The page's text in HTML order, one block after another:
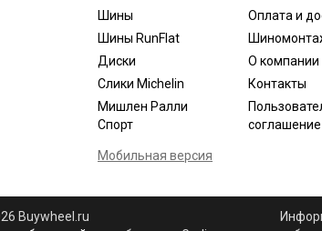
Шины
Шины RunFlat
Диски
Слики Michelin
Мишлен Ралли
Спорт
Мобильная версия
Оплата и
О компании
Контакты
соглашение
Buywheel.ru